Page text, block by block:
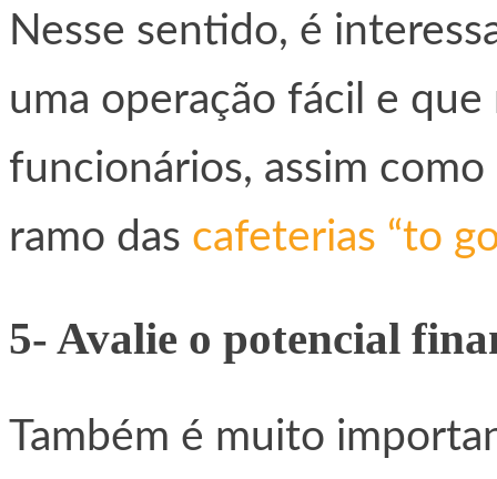
Nesse sentido, é
uma operação fácil e
funcionários, assim
ramo das cafeterias “to
5- Avalie o potencial
Também é muito